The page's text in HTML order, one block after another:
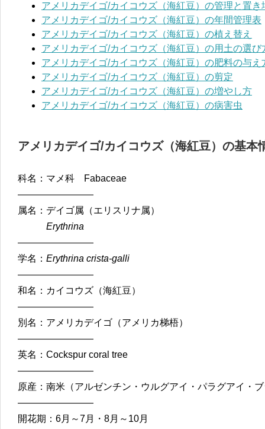
アメリカデイゴ/カイコウズ（海紅豆）の管理と置き
アメリカデイゴ/カイコウズ（海紅豆）の年間管理表
アメリカデイゴ/カイコウズ（海紅豆）の植え替え
アメリカデイゴ/カイコウズ（海紅豆）の用土の選び
アメリカデイゴ/カイコウズ（海紅豆）の肥料の与え
アメリカデイゴ/カイコウズ（海紅豆）の剪定
アメリカデイゴ/カイコウズ（海紅豆）の増やし方
アメリカデイゴ/カイコウズ（海紅豆）の病害虫
アメリカデイゴ/カイコウズ（海紅豆）の基本
科名：マメ科 Fabaceae
————————
属名：デイゴ属（エリスリナ属）
Erythrina
————————
学名： Erythrina crista-galli
————————
和名：カイコウズ（海紅豆）
————————
別名：アメリカデイゴ（アメリカ梯梧）
————————
英名：Cockspur coral tree
————————
原産：南米（アルゼンチン・ウルグアイ・パラグアイ・
————————
開花期：6月～7月・8月～10月